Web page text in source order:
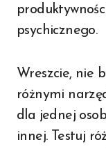
psychicznego.
Wreszcie, nie
różnymi
dla jednej
innej. Testuj